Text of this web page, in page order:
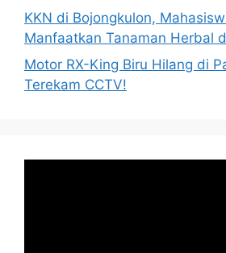
KKN di Bojongkulon,
Manfaatkan Tanaman Herbal
Motor RX-King Biru Hilang di
Terekam CCTV!